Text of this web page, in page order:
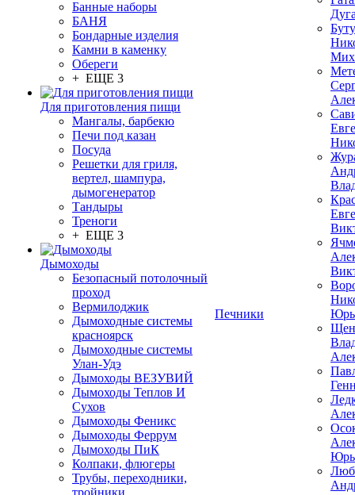
Банные наборы
БАНЯ
Бондарные изделия
Камни в каменку
Обереги
+ ЕЩЕ 3
Для приготовления пищи
Мангалы, барбекю
Печи под казан
Посуда
Решетки для гриля,
вертел, шампура,
дымогенератор
Тандыры
Треноги
+ ЕЩЕ 3
Дымоходы
Безопасный потолочный
проход
Вермилоджик
Дымоходные системы
красноярск
Дымоходные системы
Улан-Удэ
Дымоходы ВЕЗУВИЙ
Дымоходы Теплов И
Сухов
Дымоходы Феникс
Дымоходы Феррум
Дымоходы ПиК
Колпаки, флюгеры
Трубы, переходники,
тройники
Печники